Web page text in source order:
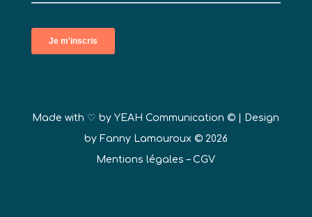
Made with ♡ byYEAH Communication © | Design
by Fanny Lamouroux © 2026
Mentions légales –CGV